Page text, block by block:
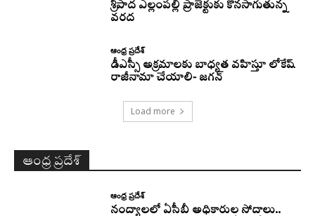
శ్రీపాద ఎల్లంపల్లి ప్రాజెక్టుకు కొనసాగుతున్న
వరద
ఆంధ్ర ప్రదేశ్
డీఎస్సీ అక్రమాలకు బాధ్యత వహిస్తూ లోకేష్‌
రాజీనామా చేయాలి- జగన్
Load more
ఆంధ్ర ప్రదేశ్
ఆంధ్ర ప్రదేశ్
నంద్యాలలో ఏసీబీ అధికారుల సోదాలు..